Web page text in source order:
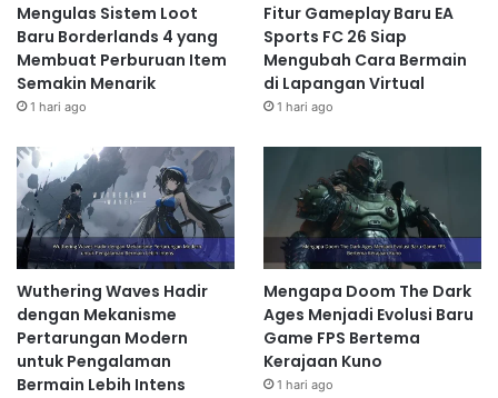
Mengulas Sistem Loot
Baru Borderlands 4 yang
Membuat Perburuan Item
Semakin Menarik
1 hari ago
Fitur Gameplay Baru EA
Sports FC 26 Siap
Mengubah Cara Bermain
di Lapangan Virtual
1 hari ago
Wuthering Waves Hadir
dengan Mekanisme
Pertarungan Modern
untuk Pengalaman
Bermain Lebih Intens
Mengapa Doom The Dark
Ages Menjadi Evolusi Baru
Game FPS Bertema
Kerajaan Kuno
1 hari ago